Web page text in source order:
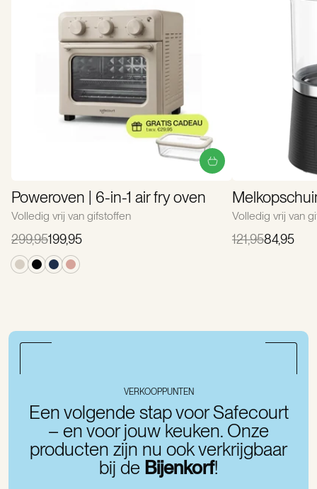
Poweroven | 6-in-1 air fry oven
Volledig vrij van gifstoffen
299,95199,95
Volledig vrij van
121,9584,95
VERKOOPPUNTEN
Een volgende stap voor Safecourt
– en voor jouw keuken. Onze
producten zijn nu ook verkrijgbaar
bij de Bijenkorf!